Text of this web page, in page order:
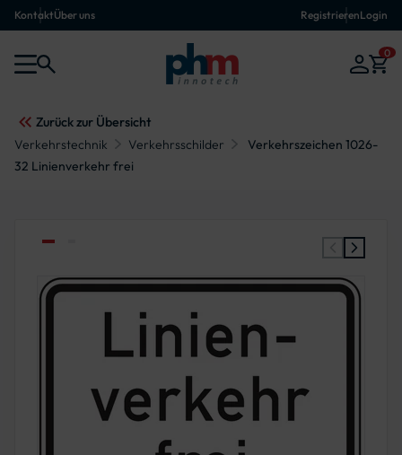
KontaktÜber uns RegistrierenLogin
0
Zurück zur Übersicht
Verkehrstechnik
Verkehrsschilder
Verkehrszeichen 1026-
32 Linienverkehr frei